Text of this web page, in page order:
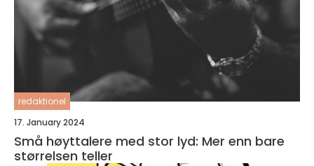
redaktionel
17. January 2024
Små høyttalere med stor lyd: Mer enn bare
størrelsen teller